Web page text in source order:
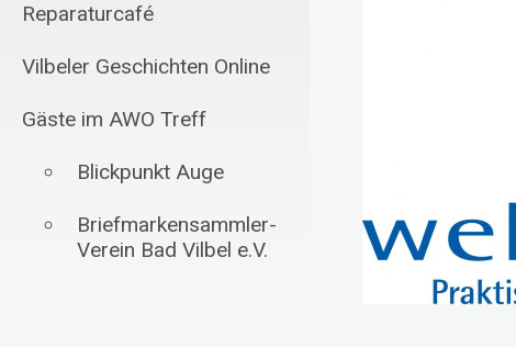
Reparaturcafé
Vilbeler Geschichten Online
Gäste im AWO Treff
Blickpunkt Auge
Briefmarkensammler-
Verein Bad Vilbel e.V.